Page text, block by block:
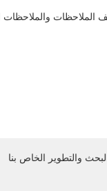
والملاحظات